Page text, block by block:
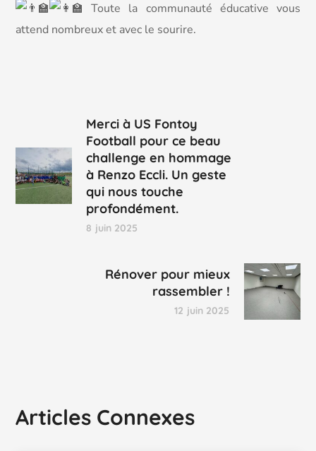
Toute la communauté éducative vous
attend nombreux et avec le sourire.
Merci à US Fontoy
Football pour ce beau
challenge en hommage
à Renzo Eccli. Un geste
qui nous touche
profondément.
8 juin 2025
Rénover pour mieux
rassembler !
12 juin 2025
Articles Connexes